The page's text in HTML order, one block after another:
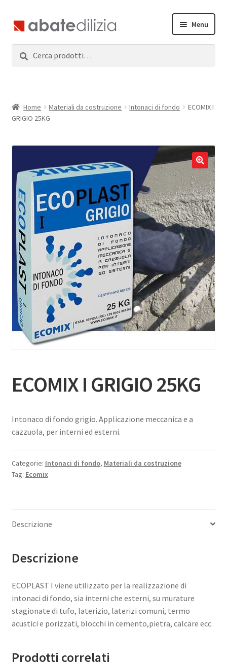
Vai
alla
navigazione
Vai
al
contenuto
Menu
child
Servizi
Accedi
Registrati
Home Materiali da costruzione Intonaci di fondo
ECOMIX I
GRIGIO 25KG
ECOMIX I GRIGIO 25KG
Intonaco di fondo grigio. Applicazione meccanica e a
cazzuola, per interni ed esterni.
Categorie: Intonaci di fondo, Materiali da costruzione
Tag: Ecomix
Descrizione
Descrizione
ECOPLAST I viene utilizzato per la realizzazione di
intonaci di fondo, sia interni che esterni, su murature
stagionate di tufo, laterizio, laterizi comuni, termo
acustici e porizzati, blocchi in cemento,pietra, calcare ecc.
Prodotti correlati